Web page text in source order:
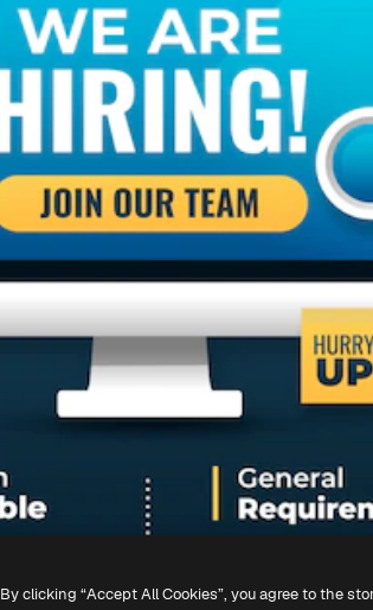
By clicking “Accept All Cookies”, you agree to the